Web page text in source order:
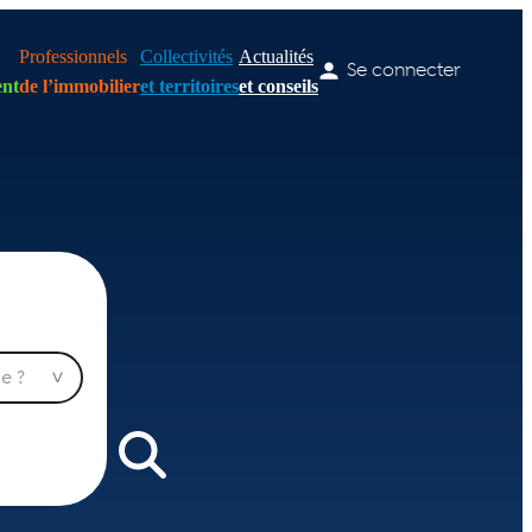
Professionnels
de l’immobilier
Collectivités
et territoires
Actualités
et conseils
Se connecter